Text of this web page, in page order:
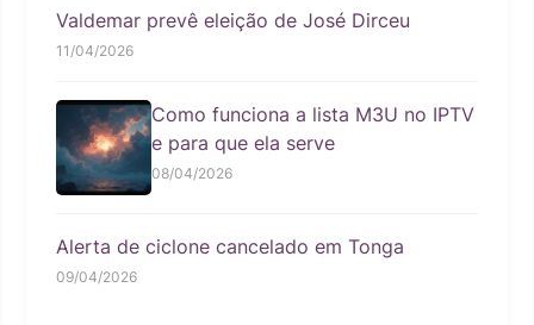
Valdemar prevê eleição de José Dirceu
11/04/2026
Como funciona a lista M3U no IPTV
e para que ela serve
08/04/2026
Alerta de ciclone cancelado em Tonga
09/04/2026